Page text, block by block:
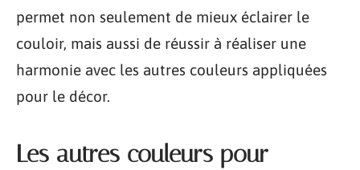
permet non seulement de mieux éclairer le
couloir, mais aussi de réussir à réaliser une
harmonie avec les autres couleurs appliquées
pour le décor.
Les autres couleurs pour